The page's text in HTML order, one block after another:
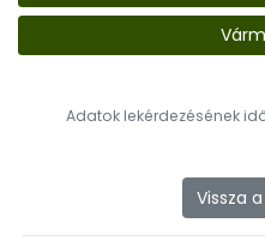
Adatok lekérdezésének
Vissza